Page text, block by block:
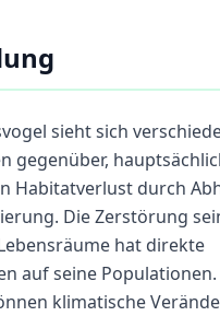
sieht sich
gegenüber,
Habitatverlust durch
Die Zerstörung
hat direkte
auf seine Populationen.
klimatische